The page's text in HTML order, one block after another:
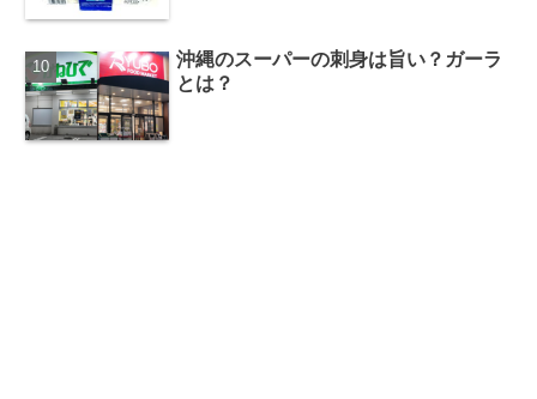
沖縄のスーパーの刺身は旨い？ガーラ
とは？